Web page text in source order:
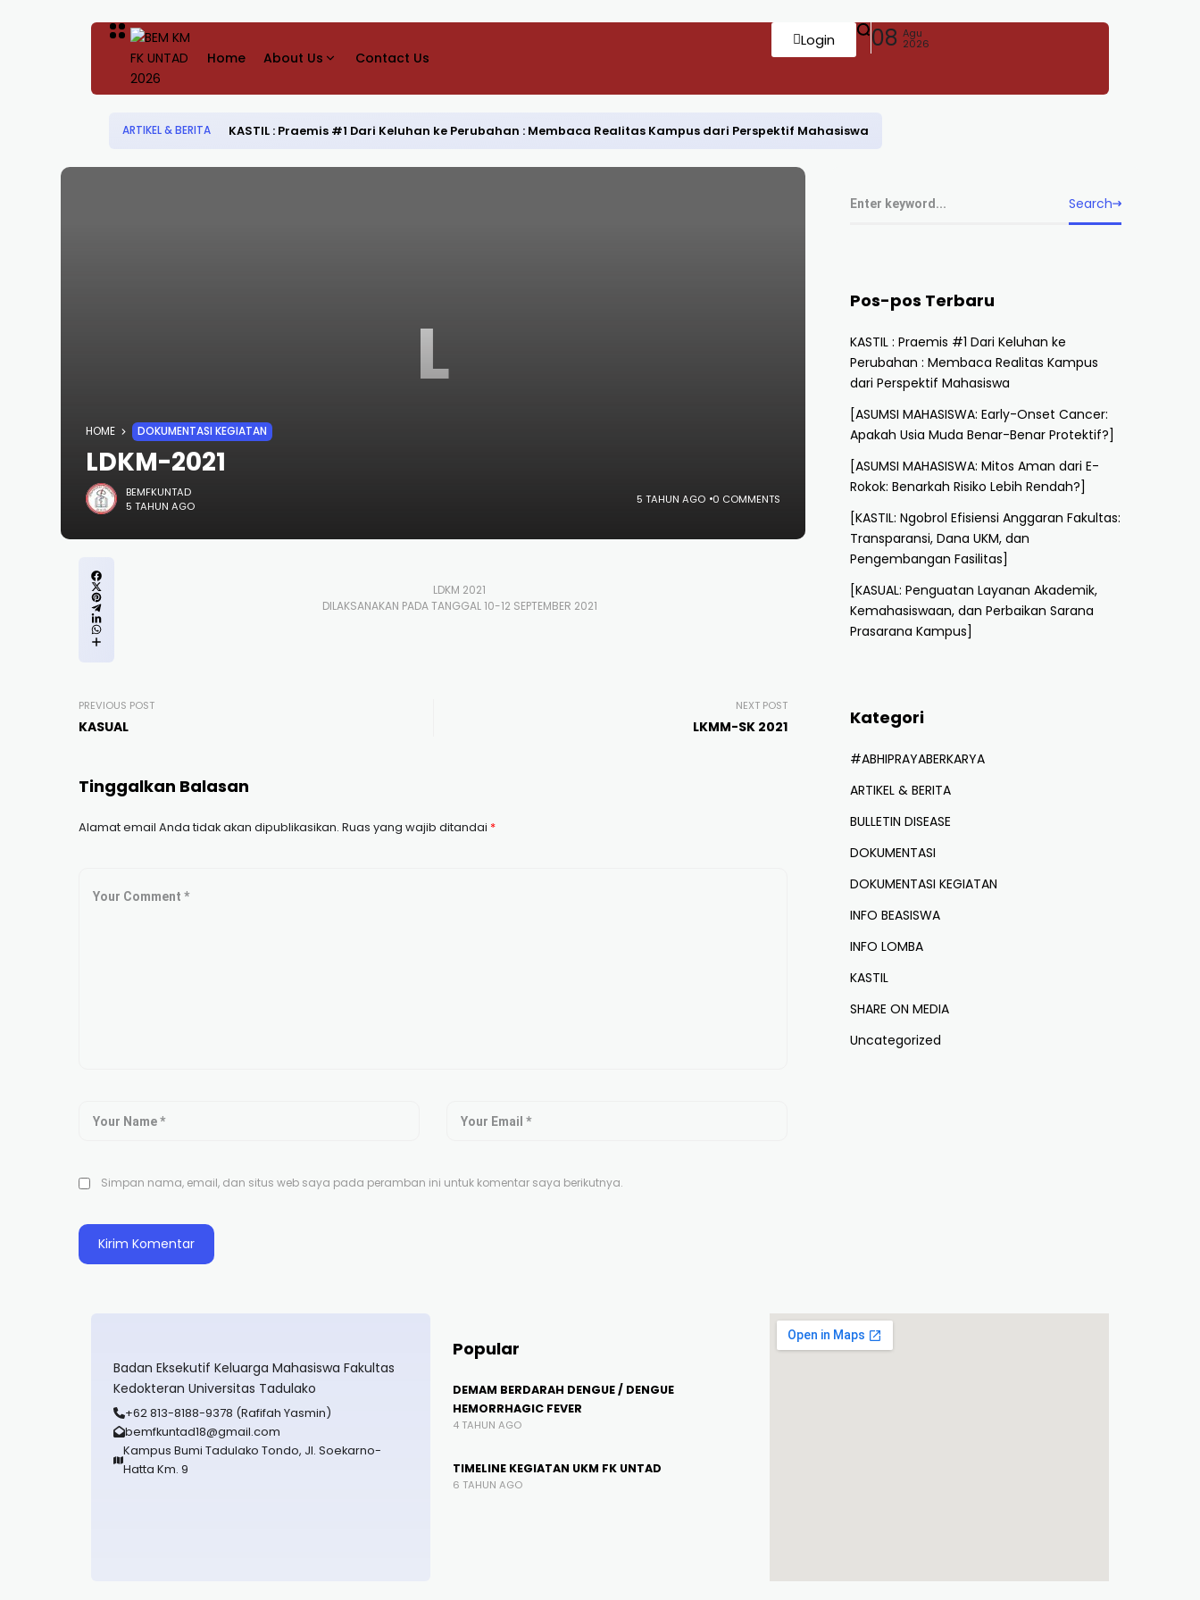
Home About Us Contact Us
Login 08 Agu
2026
ARTIKEL & BERITA KASTIL : Praemis #1 Dari Keluhan ke Perubahan : Membaca Realitas Kampus dari Perspektif Mahasiswa
L
HOME DOKUMENTASI KEGIATAN
LDKM-2021
BEMFKUNTAD
5 TAHUN AGO
5 TAHUN AGO 0 COMMENTS
LDKM 2021
DILAKSANAKAN PADA TANGGAL 10-12 SEPTEMBER 2021
PREVIOUS POST
KASUAL
NEXT POST
LKMM-SK 2021
Tinggalkan Balasan
Alamat email Anda tidak akan dipublikasikan. Ruas yang wajib ditandai *
Simpan nama, email, dan situs web saya pada peramban ini untuk komentar saya berikutnya.
Search
Pos-pos Terbaru
KASTIL : Praemis #1 Dari Keluhan ke
Perubahan : Membaca Realitas Kampus
dari Perspektif Mahasiswa
[ASUMSI MAHASISWA: Early-Onset Cancer:
Apakah Usia Muda Benar-Benar Protektif?]
[ASUMSI MAHASISWA: Mitos Aman dari E-
Rokok: Benarkah Risiko Lebih Rendah?]
[KASTIL: Ngobrol Efisiensi Anggaran Fakultas:
Transparansi, Dana UKM, dan
Pengembangan Fasilitas]
[KASUAL: Penguatan Layanan Akademik,
Kemahasiswaan, dan Perbaikan Sarana
Prasarana Kampus]
Kategori
#ABHIPRAYABERKARYA
ARTIKEL & BERITA
BULLETIN DISEASE
DOKUMENTASI
DOKUMENTASI KEGIATAN
INFO BEASISWA
INFO LOMBA
KASTIL
SHARE ON MEDIA
Uncategorized
Badan Eksekutif Keluarga Mahasiswa Fakultas
Kedokteran Universitas Tadulako
+62 813-8188-9378 (Rafifah Yasmin)
bemfkuntad18@gmail.com
Kampus Bumi Tadulako Tondo, Jl. Soekarno-
Hatta Km. 9
Popular
DEMAM BERDARAH DENGUE / DENGUE
HEMORRHAGIC FEVER
4 TAHUN AGO
TIMELINE KEGIATAN UKM FK UNTAD
6 TAHUN AGO